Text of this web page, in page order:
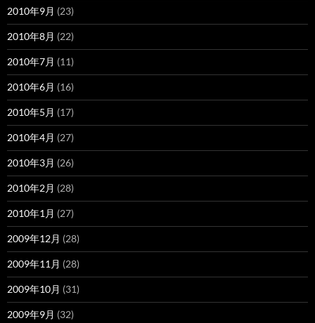
2010年9月 (23)
2010年8月 (22)
2010年7月 (11)
2010年6月 (16)
2010年5月 (17)
2010年4月 (27)
2010年3月 (26)
2010年2月 (28)
2010年1月 (27)
2009年12月 (28)
2009年11月 (28)
2009年10月 (31)
2009年9月 (32)